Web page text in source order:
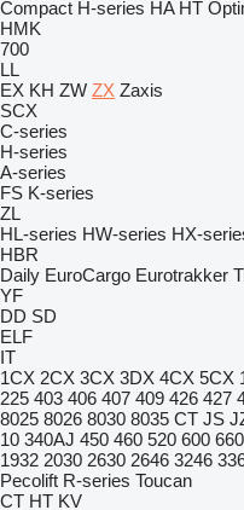
Compact H-series HA HT
HMK
700
LL
EX KH ZW ZX Zaxis
SCX
C-series
H-series
A-series
FS K-series
ZL
HL-series HW-series HX-
HBR
Daily EuroCargo Eurotrakker
YF
DD SD
ELF
IT
1CX 2CX 3CX 3DX 4CX 5CX
225 403 406 407 409 426 427
8025 8026 8030 8035 CT JS
10 340AJ 450 460 520 600 660
1932 2030 2630 2646 3246
Pecolift R-series Toucan
CT HT KV